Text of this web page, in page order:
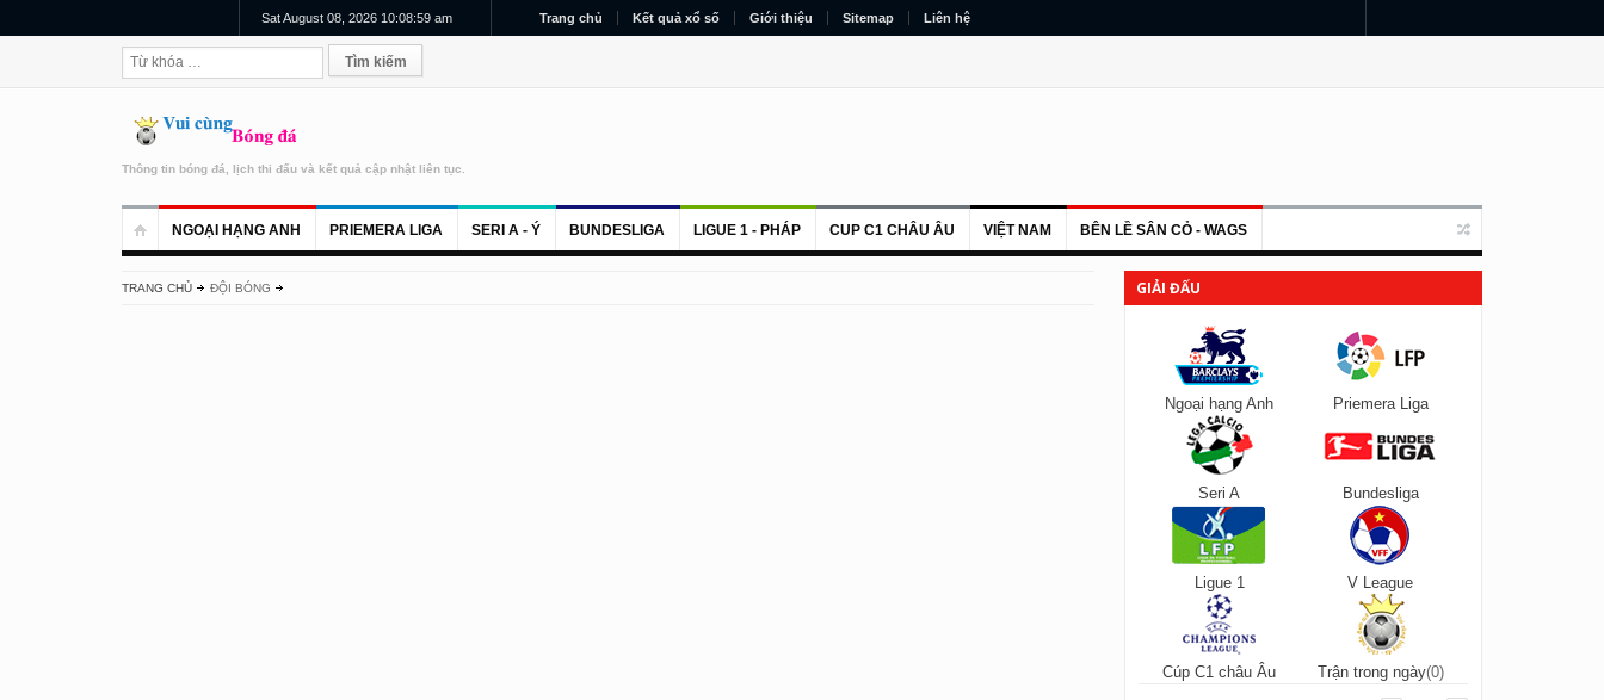
Sat August 08, 2026 10:08:59 am Trang chủ Kết quả xổ số Giới thiệu Sitemap Liên hệ
Thông tin bóng đá, lịch thi đấu và kết quả cập nhật liên tục.
NGOẠI HẠNG ANH PRIEMERA LIGA SERI A - Ý BUNDESLIGA LIGUE 1 - PHÁP CUP C1 CHÂU ÂU VIỆT NAM BÊN LỀ SÂN CỎ - WAGS
TRANG CHỦ ĐỘI BÓNG GIẢI ĐẤU
Ngoại hạng Anh Priemera Liga
Seri A Bundesliga
Ligue 1 V League
Cúp C1 châu Âu Trận trong ngày(0)